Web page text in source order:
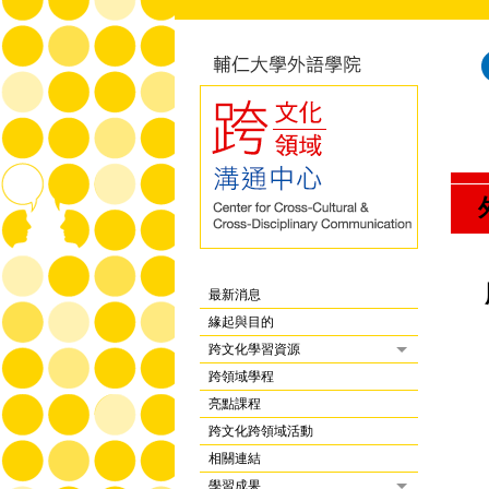
最新消息
緣起與目的
跨文化學習資源
跨領域學程
亮點課程
跨文化跨領域活動
相關連結
學習成果